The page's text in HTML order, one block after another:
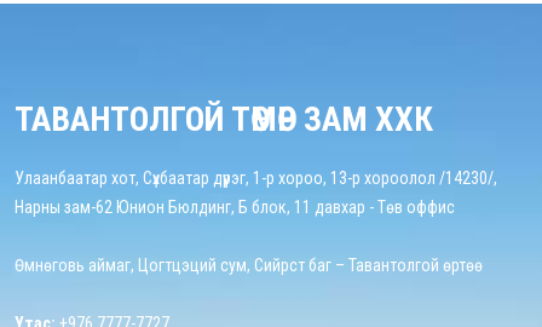
ТАВАНТОЛГОЙ ТӨМӨР ЗАМ ХХК
Улаанбаатар хот, Сүхбаатар дүүрэг, 1-р хороо, 13-р хороолол /14230/,
Нарны зам-62 Юнион Бюлдинг, Б блок, 11 давхар - Төв оффис
Өмнөговь аймаг, Цогтцэций сум, Сийрст баг – Тавантолгой өртөө